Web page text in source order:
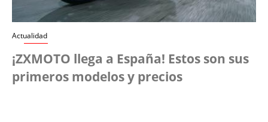
Actualidad
¡ZXMOTO llega a España! Estos son sus
primeros modelos y precios